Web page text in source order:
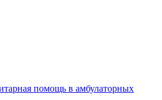
помощь в амбулаторных